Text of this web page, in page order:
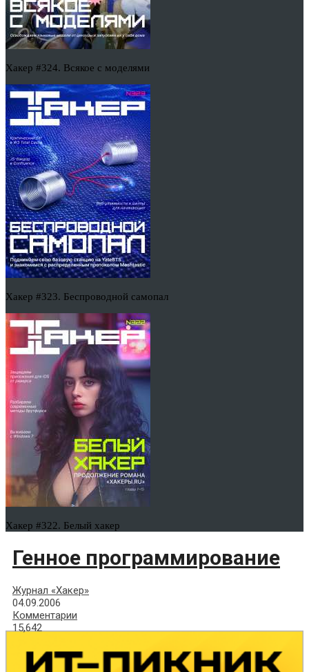
Хакер #324. Всякое с моделями
Хакер #323. Беспроводной самопал
Хакер #322. Белый хакер
Генное программирование
Журнал «Хакер»
04.09.2006
Комментарии
15,642